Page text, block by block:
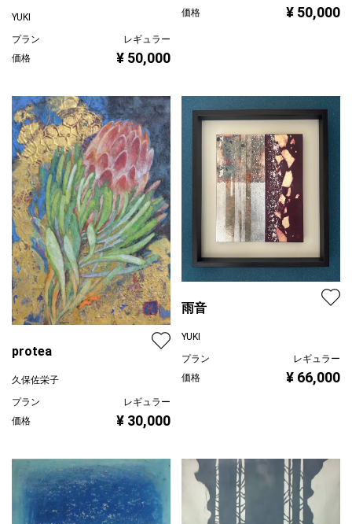
YUKI
プラン
レギュラー
価格
¥ 50,000
価格
¥ 50,000
protea
久保佐栄子
プラン
レギュラー
価格
¥ 30,000
雨音
YUKI
プラン
レギュラー
価格
¥ 66,000